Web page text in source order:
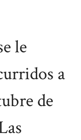
le
a
de